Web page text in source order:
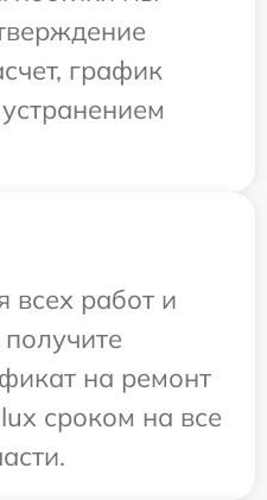
график
всех работ и
на ремонт
сроком на все